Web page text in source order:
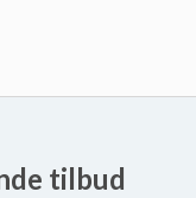
tilbud